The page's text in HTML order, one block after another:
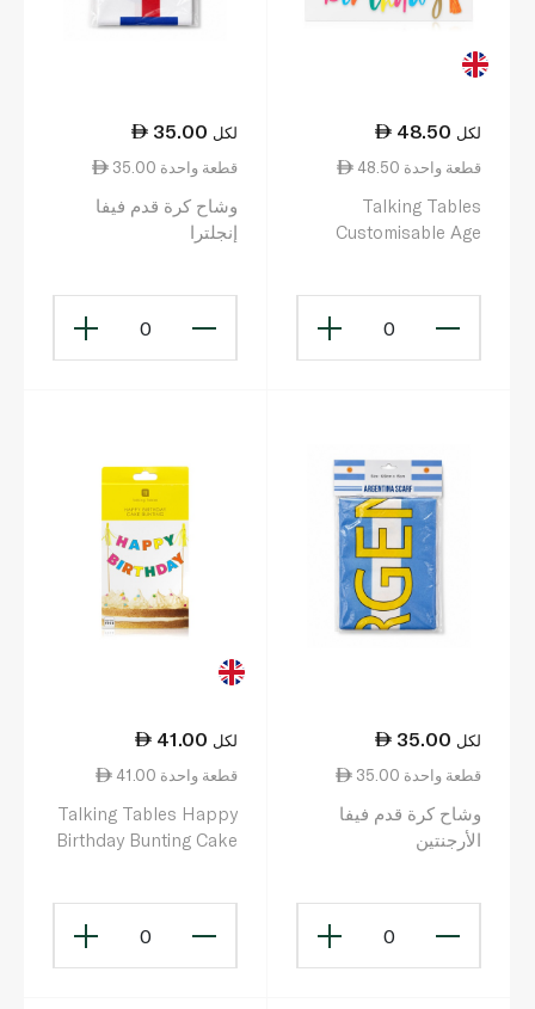
48.50 لكل
48.50 قطعة واحدة
Talking Tables
Customisable Age
0
35.00 لكل
35.00 قطعة واحدة
وشاح كرة قدم فيفا
إنجلترا
0
35.00 لكل
35.00 قطعة واحدة
وشاح كرة قدم فيفا
الأرجنتين
0
41.00 لكل
41.00 قطعة واحدة
Talking Tables Happy
Birthday Bunting Cake
0